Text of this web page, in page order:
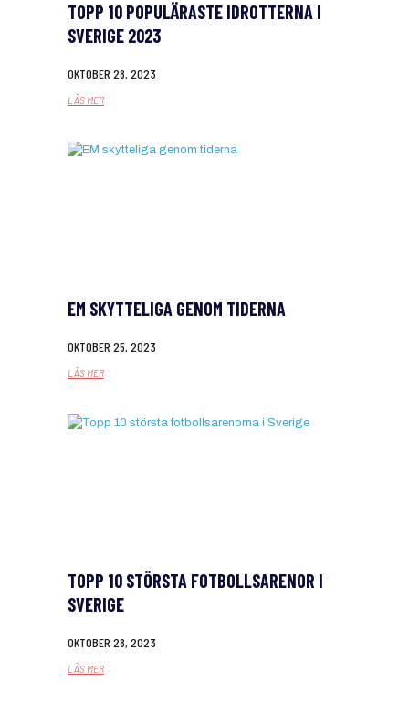
TOPP 10 POPULÄRASTE IDROTTERNA I
SVERIGE 2023
OKTOBER 28, 2023
LÄS MER
EM SKYTTELIGA GENOM TIDERNA
OKTOBER 25, 2023
LÄS MER
TOPP 10 STÖRSTA FOTBOLLSARENOR I
SVERIGE
OKTOBER 28, 2023
LÄS MER